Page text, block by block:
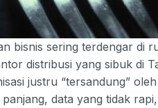
bisnis sering terdengar di
distribusi yang sibuk di
justru “tersandung”
data yang tidak